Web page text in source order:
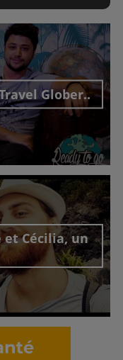
Glober..
et Cécilia, un